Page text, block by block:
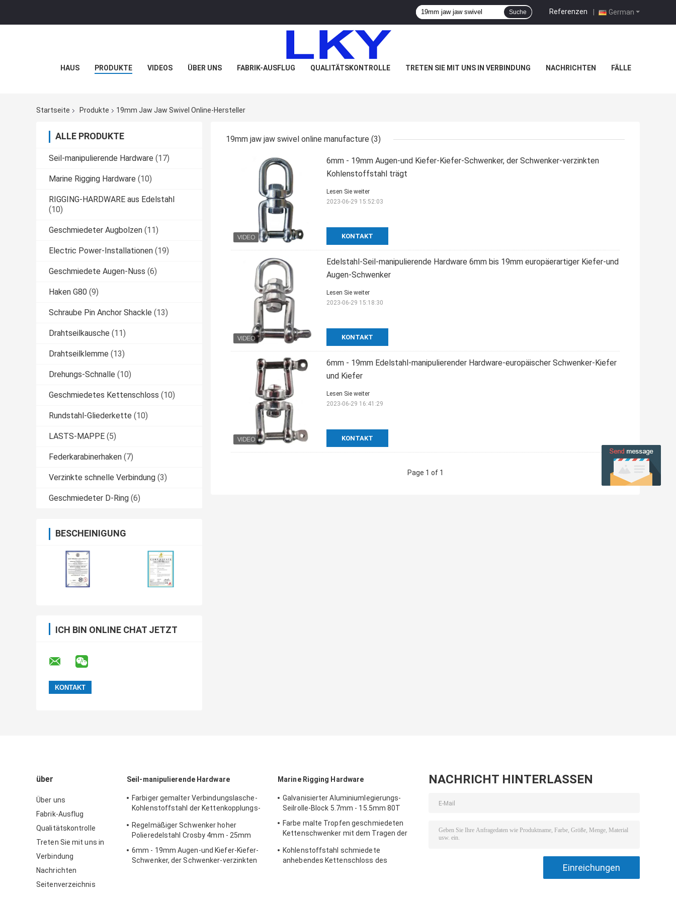
German
Referenzen |
Suche
HAUS PRODUKTE VIDEOS ÜBER UNS FABRIK-AUSFLUG QUALITÄTSKONTROLLE TRETEN SIE MIT UNS IN VERBINDUNG NACHRICHTEN FÄLLE
Startseite Produkte 19mm Jaw Jaw Swivel Online-Hersteller
ALLE PRODUKTE
Seil-manipulierende Hardware (17)
Marine Rigging Hardware (10)
RIGGING-HARDWARE aus Edelstahl
(10)
Geschmiedeter Augbolzen (11)
Electric Power-Installationen (19)
Geschmiedete Augen-Nuss (6)
Haken G80 (9)
Schraube Pin Anchor Shackle (13)
Drahtseilkausche (11)
Drahtseilklemme (13)
Drehungs-Schnalle (10)
Geschmiedetes Kettenschloss (10)
Rundstahl-Gliederkette (10)
LASTS-MAPPE (5)
Federkarabinerhaken (7)
Verzinkte schnelle Verbindung (3)
Geschmiedeter D-Ring (6)
BESCHEINIGUNG
ICH BIN ONLINE CHAT JETZT
19mm jaw jaw swivel online manufacture (3)
6mm - 19mm Augen-und Kiefer-Kiefer-Schwenker, der Schwenker-verzinkten
Kohlenstoffstahl trägt
KONTAKT
Lesen Sie weiter
2023-06-29 15:52:03
Edelstahl-Seil-manipulierende Hardware 6mm bis 19mm europäerartiger Kiefer-und
Augen-Schwenker
KONTAKT
Lesen Sie weiter
2023-06-29 15:18:30
6mm - 19mm Edelstahl-manipulierender Hardware-europäischer Schwenker-Kiefer
und Kiefer
KONTAKT
Lesen Sie weiter
2023-06-29 16:41:29
Page 1 of 1
über
Über uns
Fabrik-Ausflug
Qualitätskontrolle
Treten Sie mit uns in
Verbindung
Nachrichten
Seitenverzeichnis
Seil-manipulierende Hardware
Farbiger gemalter Verbindungslasche-
Kohlenstoffstahl der Kettenkopplungs-
Regelmäßiger Schwenker hoher
Polieredelstahl Crosby 4mm - 25mm
6mm - 19mm Augen-und Kiefer-Kiefer-
Schwenker, der Schwenker-verzinkten
Marine Rigging Hardware
Galvanisierter Aluminiumlegierungs-
Seilrolle-Block 5.7mm - 15.5mm 80T
Farbe malte Tropfen geschmiedeten
Kettenschwenker mit dem Tragen der
Kohlenstoffstahl schmiedete
anhebendes Kettenschloss des
NACHRICHT HINTERLASSEN